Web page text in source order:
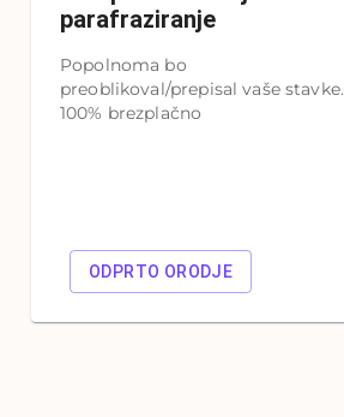
parafraziranje
Popolnoma bo
preoblikoval/prepisal vaše stavke.
100% brezplačno
ODPRTO ORODJE